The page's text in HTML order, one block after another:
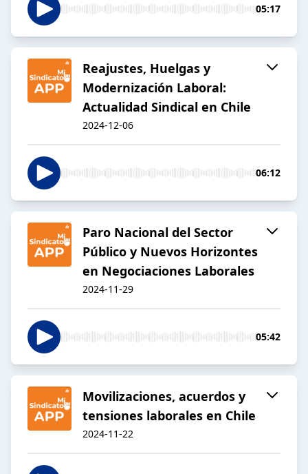
05:17
Reajustes, Huelgas y
Modernización Laboral:
Actualidad Sindical en Chile
2024-12-06
06:12
Paro Nacional del Sector
Público y Nuevos Horizontes
en Negociaciones Laborales
2024-11-29
05:42
Movilizaciones, acuerdos y
tensiones laborales en Chile
2024-11-22